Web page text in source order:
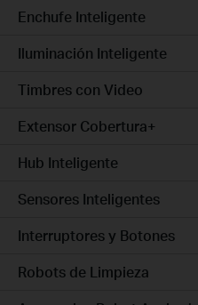
Enchufe Inteligente
Iluminación Inteligente
Timbres con Video
Extensor Cobertura+
Hub Inteligente
Sensores Inteligentes
Interruptores y Botones
Robots de Limpieza